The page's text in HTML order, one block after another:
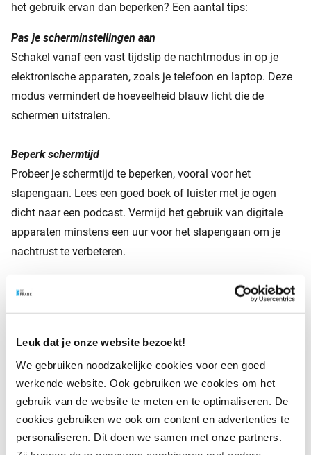
Leuk dat je onze website bezoekt!
We gebruiken noodzakelijke cookies voor een goed
werkende website. Ook gebruiken we cookies om het
gebruik van de website te meten en te optimaliseren. De
cookies gebruiken we ook om content en advertenties te
personaliseren. Dit doen we samen met onze partners.
het gebruik ervan dan beperken? Een aantal tips:
Pas je scherminstellingen aan
Schakel vanaf een vast tijdstip de nachtmodus in op je
elektronische apparaten, zoals je telefoon en laptop. Deze
modus vermindert de hoeveelheid blauw licht die de
schermen uitstralen.
Beperk schermtijd
Probeer je schermtijd te beperken, vooral voor het
slapengaan. Lees een goed boek of luister met je ogen
dicht naar een podcast. Vermijd het gebruik van digitale
apparaten minstens een uur voor het slapengaan om je
nachtrust te verbeteren.
Draag een bril met blauwlichtfilter
Overweeg het dragen van een (beeldscherm)bril met een
vermindert de hoeveelheid blauw licht die je ogen bereikt
wanneer je naar digitale schermen kijkt. De wetenschap is
het nog niet eens over de werking ervan, maar het dragen
ervan kan in ieder geval geen kwaad.
Let op met LED